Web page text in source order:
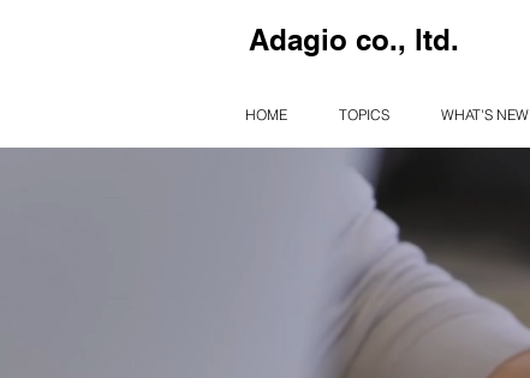
Adagio co., ltd.
HOME TOPICS WHAT'S NEW